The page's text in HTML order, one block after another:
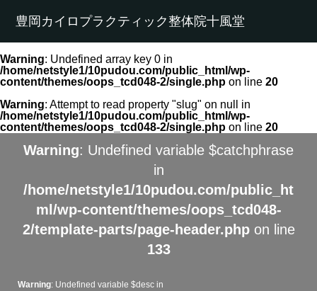
豊岡カイロプラクティック整体院十風堂
Warning: Undefined array key 0 in
/home/netstyle1/10pudou.com/public_html/wp-
content/themes/oops_tcd048-2/single.php on line 20
Warning: Attempt to read property "slug" on null in
/home/netstyle1/10pudou.com/public_html/wp-
content/themes/oops_tcd048-2/single.php on line 20
Warning: Undefined variable $catchphrase
in
/home/netstyle1/10pudou.com/public_ht
ml/wp-content/themes/oops_tcd048-
2/template-parts/page-header.phpon line
133
Warning: Undefined variable $desc in